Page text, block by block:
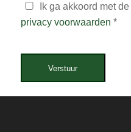
Ik ga akkoord met de
privacy voorwaarden *
Verstuur